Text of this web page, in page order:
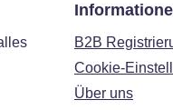
B2B
Cookie-
Über uns